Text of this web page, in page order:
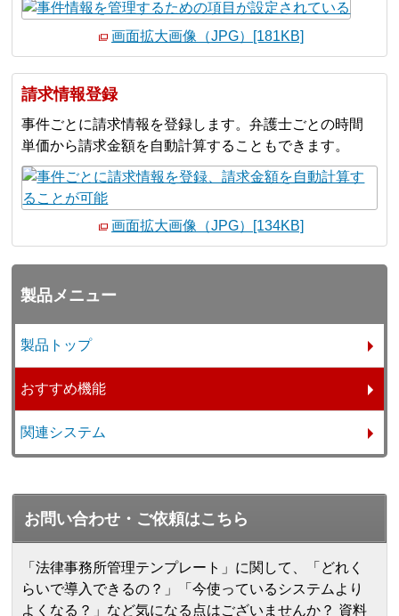
画面拡大画像（JPG）[181KB]
請求情報登録
事件ごとに請求情報を登録します。弁護士ごとの時間
単価から請求金額を自動計算することもできます。
画面拡大画像（JPG）[134KB]
製品メニュー
製品トップ
おすすめ機能
関連システム
お問い合わせ・ご依頼はこちら
「法律事務所管理テンプレート」に関して、「どれく
らいで導入できるの？」「今使っているシステムより
よくなる？」など気になる点はございませんか？ 資料